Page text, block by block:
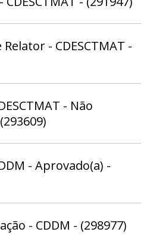
- CDESCTMAT -
- Não
- Aprovado(a) -
- CDDM - (298977)